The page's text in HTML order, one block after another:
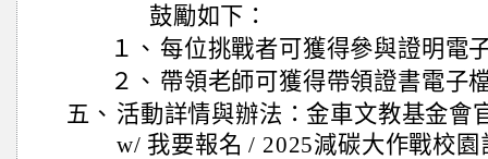
鼓勵如下：
１、 每位挑戰者可獲得參與證明電
２、 帶領老師可獲得帶領證書電子
五、 活動詳情與辦法：金車文教基金會
w/ 我要報名 / 2025減碳大作戰校園